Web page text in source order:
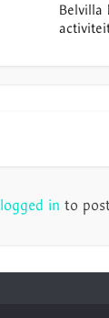
Belvilla
logged in to